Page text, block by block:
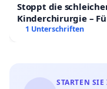
Stoppt die
Kinderchirurgie –
Kinder in
1 Unterschriften
STARTEN